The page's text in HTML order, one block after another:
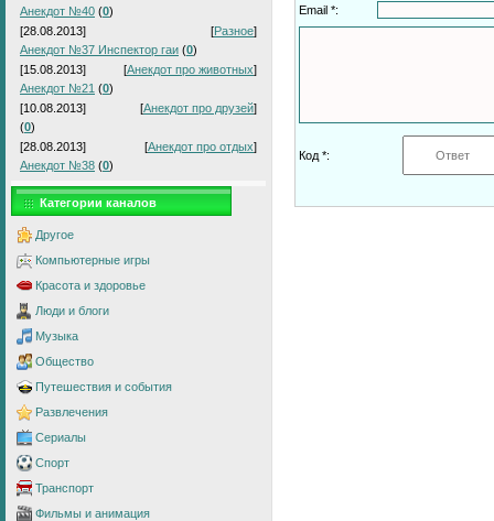
Анекдот №40 (0)
[28.08.2013]
[Разное]
Анекдот №37 Инспектор гаи (0)
[15.08.2013]
[Анекдот про животных]
Анекдот №21 (0)
[10.08.2013]
[Анекдот про друзей]
(0)
[28.08.2013]
[Анекдот про отдых]
Анекдот №38 (0)
Категории каналов
Другое
Компьютерные игры
Красота и здоровье
Люди и блоги
Музыка
Общество
Путешествия и события
Развлечения
Сериалы
Спорт
Транспорт
Фильмы и анимация
Email *:
Код *: